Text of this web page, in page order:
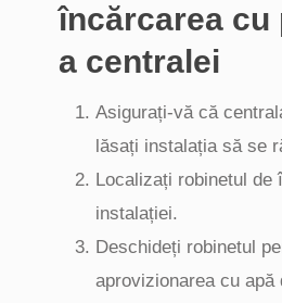
încărcarea cu
a centralei
Asigurați-vă că
lăsați instalația să se
Localizați robinetul de
instalației.
Deschideți robinetul
aprovizionarea cu apă